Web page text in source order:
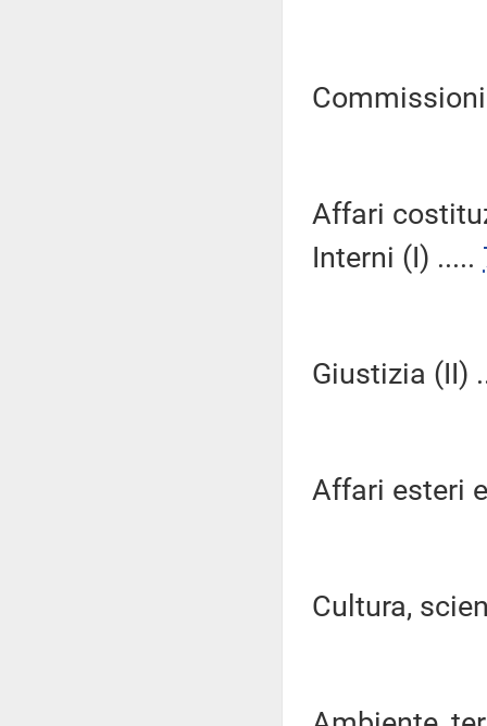
Affari
Interni (I) .....
Giustizia (II)
Affari esteri
Cultura,